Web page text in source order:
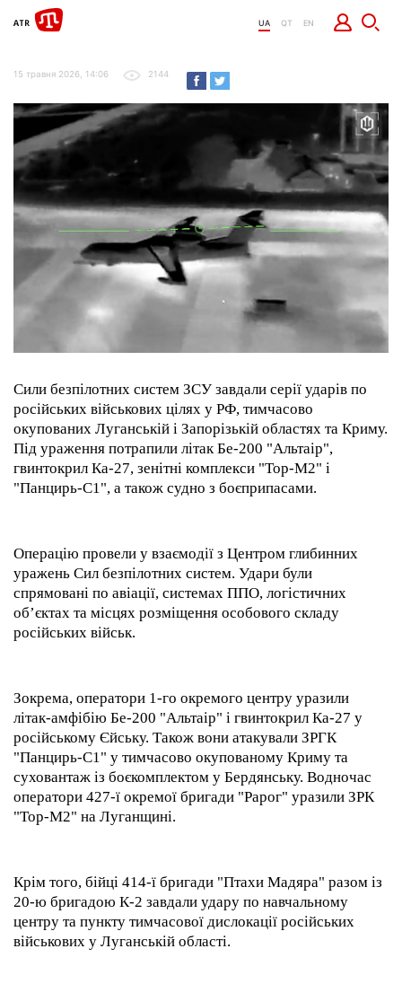
UA QT EN
15 травня 2026, 14:06 2144
Сили безпілотних систем ЗСУ завдали серії ударів по
російських військових цілях у РФ, тимчасово
окупованих Луганській і Запорізькій областях та Криму.
Під ураження потрапили літак Бе-200 "Альтаір",
гвинтокрил Ка-27, зенітні комплекси "Тор-М2" і
"Панцирь-С1", а також судно з боєприпасами.
Операцію провели у взаємодії з Центром глибинних
уражень Сил безпілотних систем. Удари були
спрямовані по авіації, системах ППО, логістичних
об’єктах та місцях розміщення особового складу
російських військ.
Зокрема, оператори 1-го окремого центру уразили
літак-амфібію Бе-200 "Альтаір" і гвинтокрил Ка-27 у
російському Єйську. Також вони атакували ЗРГК
"Панцирь-С1" у тимчасово окупованому Криму та
суховантаж із боєкомплектом у Бердянську. Водночас
оператори 427-ї окремої бригади "Рарог" уразили ЗРК
"Тор-М2" на Луганщині.
Крім того, бійці 414-ї бригади "Птахи Мадяра" разом із
20-ю бригадою К-2 завдали удару по навчальному
центру та пункту тимчасової дислокації російських
військових у Луганській області.